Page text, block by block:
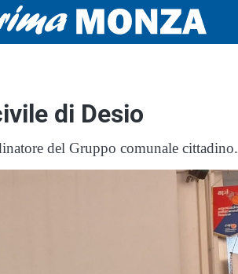
di Desio
del Gruppo comunale cittadino.